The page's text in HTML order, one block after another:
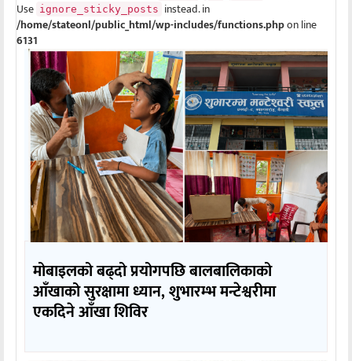
Use ignore_sticky_posts instead. in
/home/stateonl/public_html/wp-includes/functions.phpon line
6131
मोबाइलको बढ्दो प्रयोगपछि बालबालिकाको
आँखाको सुरक्षामा ध्यान, शुभारम्भ मन्टेश्वरीमा
एकदिने आँखा शिविर